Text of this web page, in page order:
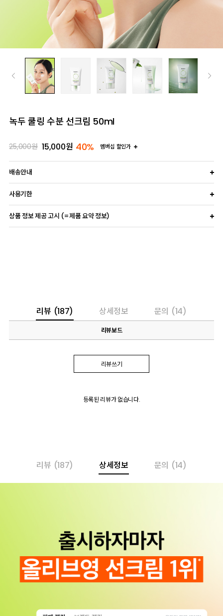
녹두 쿨링 수분 선크림 50ml
25,000원 15,000원 40% 멤버십 할인가
배송안내
사용기한
상품 정보 제공 고시 (=제품 요약 정보)
리뷰 (187) 상세정보 문의 (14)
리뷰보드
리뷰쓰기
등록된 리뷰가 없습니다.
리뷰 (187) 상세정보 문의 (14)